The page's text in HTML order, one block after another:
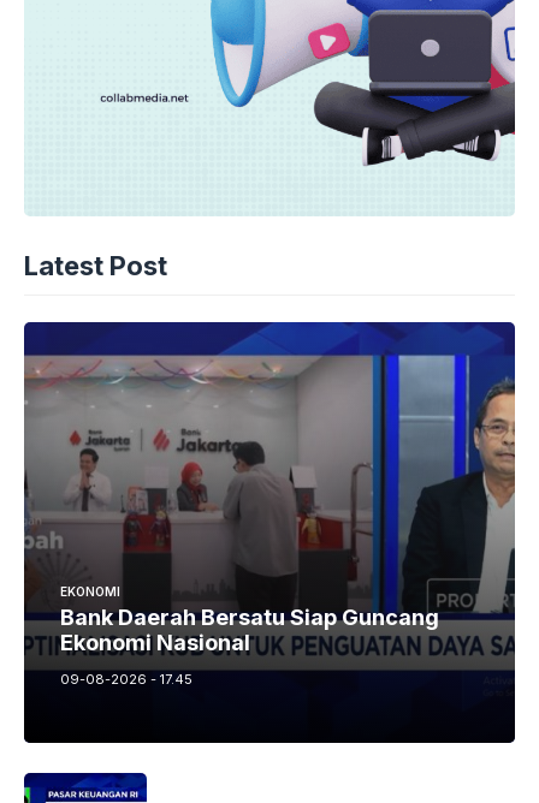
Latest Post
EKONOMI
Bank Daerah Bersatu Siap Guncang
Ekonomi Nasional
09-08-2026 - 17.45